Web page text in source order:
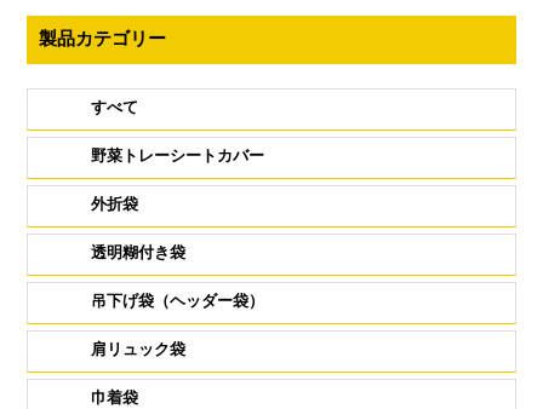
製品カテゴリー
すべて
野菜トレーシートカバー
外折袋
透明糊付き袋
吊下げ袋（ヘッダー袋）
肩リュック袋
巾着袋